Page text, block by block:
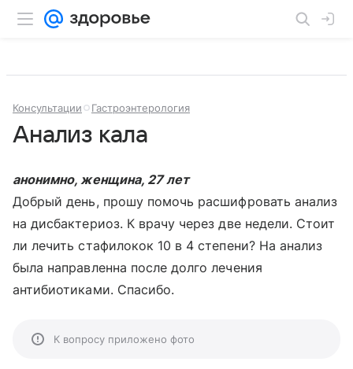
Консультации Гастроэнтерология
Анализ кала
анонимно, женщина, 27 лет
Добрый день, прошу помочь расшифровать анализ
на дисбактериоз. К врачу через две недели. Стоит
ли лечить стафилокок 10 в 4 степени? На анализ
была направленна после долго лечения
антибиотиками. Спасибо.
К вопросу приложено фото